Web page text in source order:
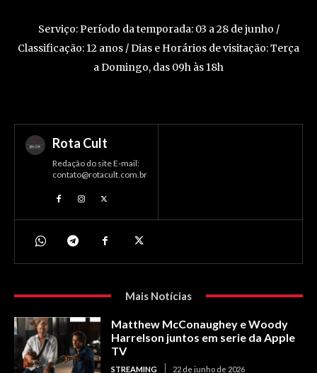
Serviço: Período da temporada: 03 a 28 de junho /
Classificação: 12 anos / Dias e Horários de visitação: Terça
a Domingo, das 09h às 18h
Rota Cult
Redação do site E-mail:
contato@rotacult.com.br
Mais Notícias
Matthew McConaughey e Woody
Harrelson juntos em serie da Apple
TV
STREAMING 22 de junho de 2026